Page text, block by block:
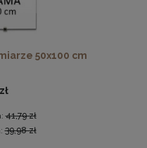
krokodylków do ramki
50x100 cm
41,79 zł
39,98 zł